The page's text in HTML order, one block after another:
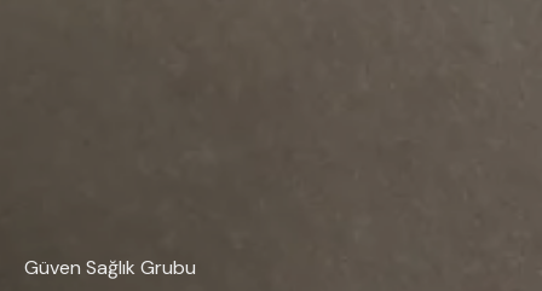
Güven Sağlık Grubu